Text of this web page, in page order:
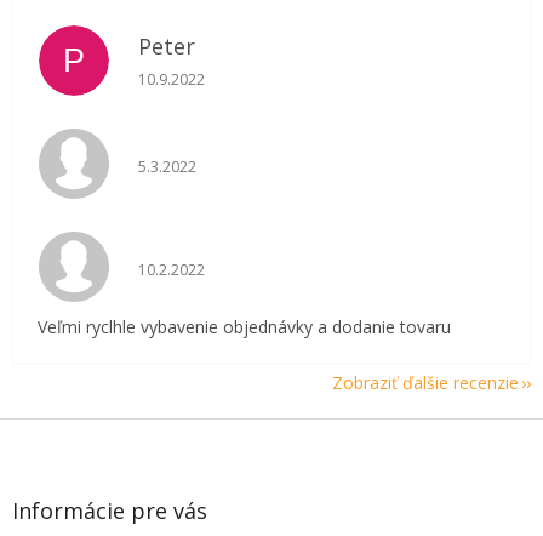
P Peter
Hodnotenie obchodu je 5 z 5 hviezdičiek.
10.9.2022
Hodnotenie obchodu je 5 z 5 hviezdičiek.
5.3.2022
Hodnotenie obchodu je 5 z 5 hviezdičiek.
10.2.2022
Veľmi ryclhle vybavenie objednávky a dodanie tovaru
Zobraziť ďalšie recenzie
Z
Informácie pre vás